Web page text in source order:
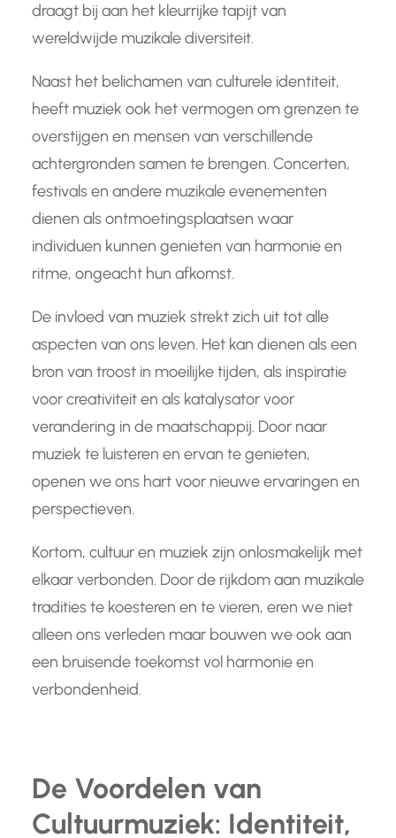
draagt bij aan het kleurrijke tapijt van
wereldwijde muzikale diversiteit.
Naast het belichamen van culturele identiteit,
heeft muziek ook het vermogen om grenzen te
overstijgen en mensen van verschillende
achtergronden samen te brengen. Concerten,
festivals en andere muzikale evenementen
dienen als ontmoetingsplaatsen waar
individuen kunnen genieten van harmonie en
ritme, ongeacht hun afkomst.
De invloed van muziek strekt zich uit tot alle
aspecten van ons leven. Het kan dienen als een
bron van troost in moeilijke tijden, als inspiratie
voor creativiteit en als katalysator voor
verandering in de maatschappij. Door naar
muziek te luisteren en ervan te genieten,
openen we ons hart voor nieuwe ervaringen en
perspectieven.
Kortom, cultuur en muziek zijn onlosmakelijk met
elkaar verbonden. Door de rijkdom aan muzikale
tradities te koesteren en te vieren, eren we niet
alleen ons verleden maar bouwen we ook aan
een bruisende toekomst vol harmonie en
verbondenheid.
De Voordelen van
Cultuurmuziek: Identiteit,